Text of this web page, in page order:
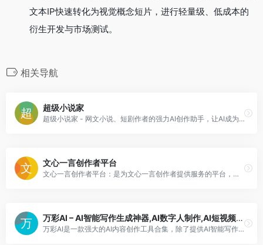
文本IP快速转化为视觉概念短片，进行轻量级、低成本的
衍生开发与市场测试。
相关导航
超级小说家
超级小说家 - 网文小说、短剧作者的强力AI创作助手，让AI成为你的效率伙伴。从此编剧、码字变得非常简单！
文心一言创作者平台
文心一言创作者平台：是为文心一言创作者提供服务的平台，它可以帮助你将创意通过AI快速实现。
万彩AI – AI智能写作生成神器,AI数字人制作,AI短视频制作
万彩AI是一款强大的AI内容创作工具合集，除了提供AI智能写作支持之外，还集成了AI换脸、AI数字人制作和AI短视频制作等强大的AI生成内容功能，进一步扩展了AI的创作领域，使您的创作具有无限可能